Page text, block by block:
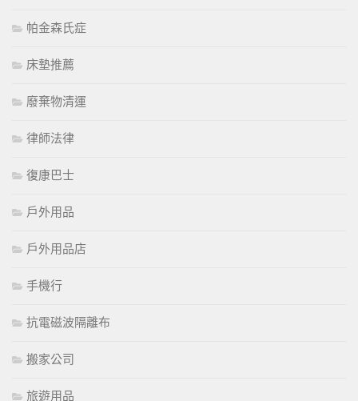
帕金森氏症
床墊推薦
廢棄物清運
律師法律
復康巴士
戶外用品
戶外用品店
手機行
抗電磁波隔離布
搬家公司
旅遊用品